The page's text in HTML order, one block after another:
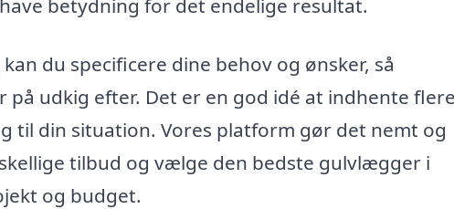
betydning for det endelige resultat.
du specificere dine behov og ønsker, så
udkig efter. Det er en god idé at indhente flere
til din situation. Vores platform gør det nemt og
tilbud og vælge den bedste gulvlægger i
og budget.